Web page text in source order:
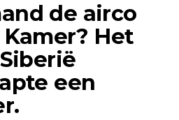
de airco
Het
een